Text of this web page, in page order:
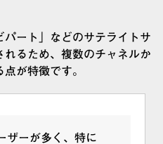
ート」などのサテライトサ
れるため、複数のチャネルか
が特徴です。
ザーが多く、特に